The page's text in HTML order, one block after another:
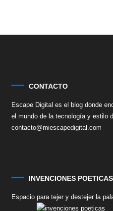
CONTACTO
Escape Digital es el blog donde
el mundo de la tecnología y estilo
contacto@miescapedigital.com
INVENCIONES POETICAS
Espacio para tejer y destejer la